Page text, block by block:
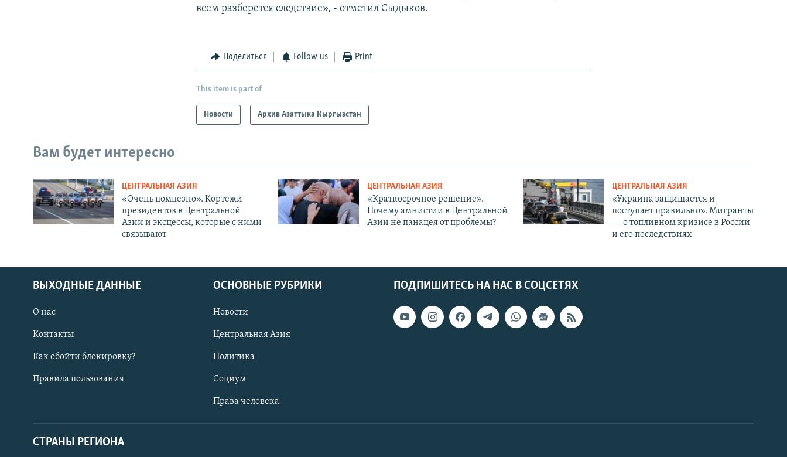
всем разберется следствие», - отметил Сыдыков.
Поделиться Follow us Print
This item is part of
Новости Архив Азаттыка Кыргызстан
Вам будет интересно
ЦЕНТРАЛЬНАЯ АЗИЯ
«Очень помпезно». Кортежи
президентов в Центральной
Азии и эксцессы, которые с ними
связывают
ЦЕНТРАЛЬНАЯ АЗИЯ
«Краткосрочное решение».
Почему амнистии в Центральной
Азии не панацея от проблемы?
ЦЕНТРАЛЬНАЯ АЗИЯ
«Украина защищается и
поступает правильно». Мигранты
— о топливном кризисе в России
и его последствиях
ПОДПИШИТЕСЬ НА НАС В СОЦСЕТЯХ
ВЫХОДНЫЕ ДАННЫЕ
О нас
Контакты
Как обойти блокировку?
Правила пользования
ОСНОВНЫЕ РУБРИКИ
Новости
Центральная Азия
Политика
Социум
Права человека
СТРАНЫ РЕГИОНА